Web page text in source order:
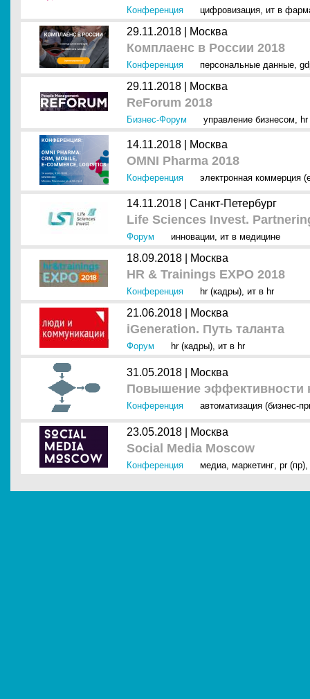
Конференция цифровизация, ит в
29.11.2018 | Москва
Комплаенс в России 2018
Конференция персональные данные,
29.11.2018 | Москва
ReForum 2018
Бизнес-Форум управление бизнесом,
14.11.2018 | Москва
OMNI Pharma 2018
Конференция электронная коммерция
14.11.2018 | Санкт-Петербург
Life Sciences Invest.
Форум инновации, ит в медицине
18.09.2018 | Москва
HR & Trainings EXPO 2018
Конференция hr (кадры), ит в hr
21.06.2018 | Москва
iGeneration. Путь таланта
Форум hr (кадры), ит в hr
31.05.2018 | Москва
Повышение эффективности
Конференция автоматизация (бизнес-
23.05.2018 | Москва
Social Media Moscow
Конференция медиа, маркетинг, pr (пр),